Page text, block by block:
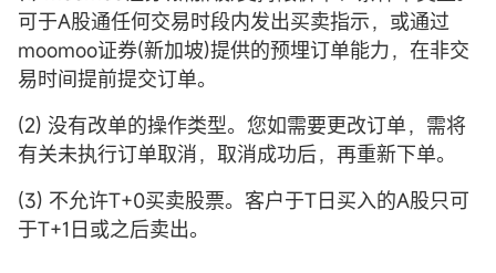
可于A股通任何交易时段内发出买卖指示，或通过
moomoo证券(新加坡)提供的预埋订单能力，在非交
易时间提前提交订单。
(2) 没有改单的操作类型。您如需要更改订单，需将
有关未执行订单取消，取消成功后，再重新下单。
(3) 不允许T+0买卖股票。客户于T日买入的A股只可
于T+1日或之后卖出。